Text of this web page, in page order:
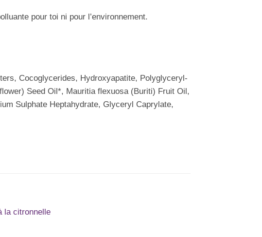
pour toi ni pour l’environnement.
Cocoglycerides, Hydroxyapatite, Polyglyceryl-
Seed Oil*, Mauritia flexuosa (Buriti) Fruit Oil,
Sulphate Heptahydrate, Glyceryl Caprylate,